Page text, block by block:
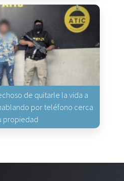
de quitarle la vida a
por teléfono cerca
propiedad